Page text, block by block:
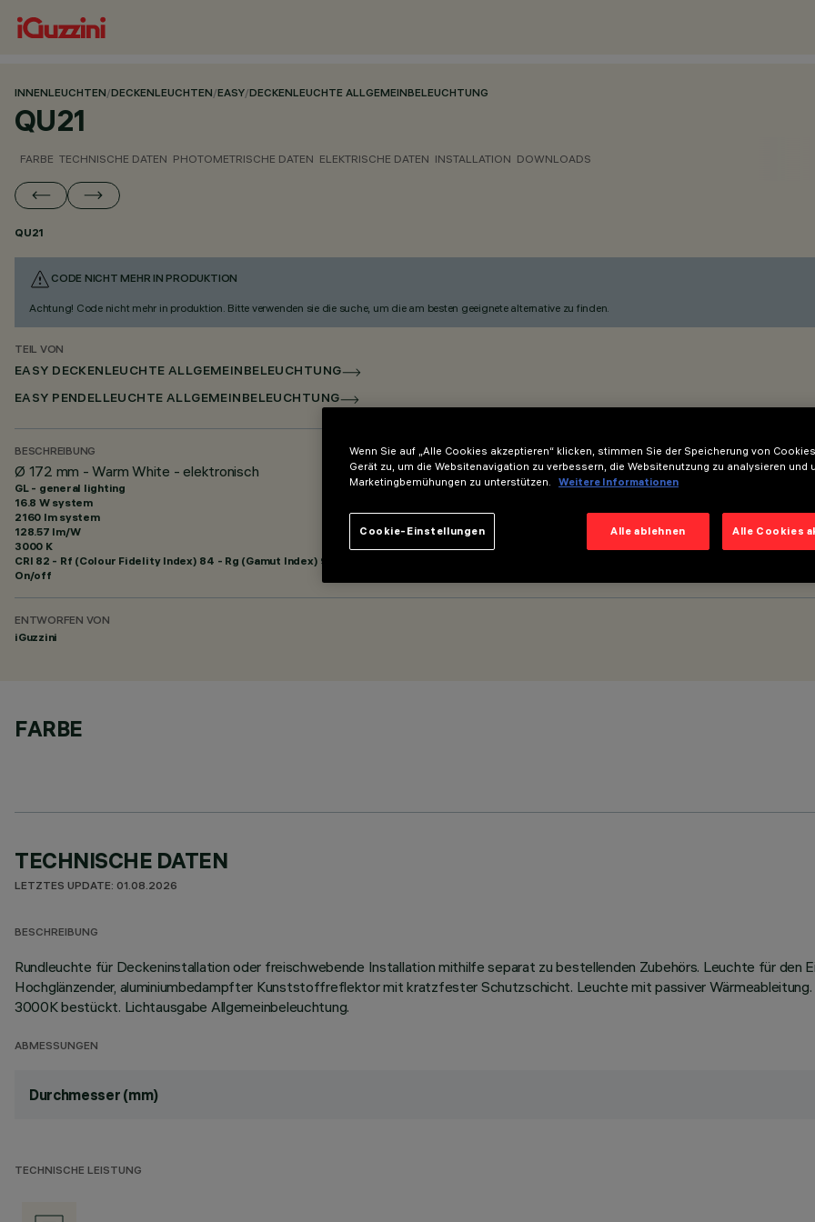
INNENLEUCHTEN/DECKENLEUCHTEN/EASY/DECKENLEUCHTE ALLGEMEINBELEUCHTUNG
QU21
FARBE TECHNISCHE DATEN PHOTOMETRISCHE DATEN ELEKTRISCHE DATEN INSTALLATION DOWNLOADS
QU21
CODE NICHT MEHR IN PRODUKTION
Achtung! Code nicht mehr in produktion. Bitte verwenden sie die suche, um die am besten geeignete alternative zu finden.
TEIL VON
EASY DECKENLEUCHTE ALLGEMEINBELEUCHTUNG
EASY PENDELLEUCHTE ALLGEMEINBELEUCHTUNG
BESCHREIBUNG
Ø 172 mm - Warm White - elektronisch
GL - general lighting
16.8 W system
2160 lm system
128.57 lm/W
3000 K
CRI 82 - Rf (Colour Fidelity Index) 84 - Rg (Gamut Index) 95
On/off
ENTWORFEN VON
iGuzzini
FARBE
TECHNISCHE DATEN
LETZTES UPDATE: 01.08.2026
BESCHREIBUNG
Rundleuchte für Deckeninstallation oder freischwebende Installation mithilfe separat zu bestellenden Zubehörs. Leuchte für den
Hochglänzender, aluminiumbedampfter Kunststoffreflektor mit kratzfester Schutzschicht. Leuchte mit passiver
3000K bestückt. Lichtausgabe Allgemeinbeleuchtung.
ABMESSUNGEN
Durchmesser (mm)
TECHNISCHE LEISTUNG
Wenn Sie auf „Alle Cookies akzeptieren“ klicken, stimmen Sie der Speicherung von
Gerät zu, um die Websitenavigation zu verbessern, die Websitenutzung zu analysieren und
Marketingbemühungen zu unterstützen.
Weitere Informationen
Alle ablehnen Alle Cookies
Cookie-Einstellungen